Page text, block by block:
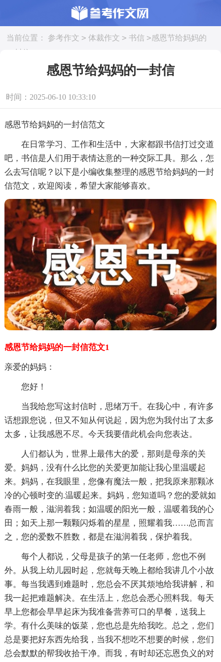
当前位置： 参考作文 > 体裁作文 > 书信 >感恩节给妈妈的
一封信
感恩节给妈妈的一封信
时间：2025-06-10 10:33:10
感恩节给妈妈的一封信范文
在日常学习、工作和生活中，大家都跟书信打过交道
吧，书信是人们用于表情达意的一种交际工具。那么，怎
么去写信呢？以下是小编收集整理的感恩节给妈妈的一封
信范文，欢迎阅读，希望大家能够喜欢。
感恩节给妈妈的一封信范文1
亲爱的妈妈：
您好！
当我给您写这封信时，思绪万千。在我心中，有许多
话想跟您说，但又不知从何说起，因为您为我付出了太多
太多，让我感恩不尽。今天我要借此机会向您表达。
人们都认为，世界上最伟大的爱，那则是母亲的关
爱。妈妈，没有什么比您的关爱更加能让我心里温暖起
来。妈妈，在我眼里，您像有魔法一般，把我原来那颗冰
冷的心顿时变的.温暖起来。妈妈，您知道吗？您的爱就如
春雨一般，滋润着我；如温暖的阳光一般，温暖着我的心
田；如天上那一颗颗闪烁着的星星，照耀着我……总而言
之，您的爱数不胜数，都是在滋润着我，保护着我。
每个人都说，父母是孩子的第一任老师，您也不例
外。从我上幼儿园时起，您就每天晚上都给我讲几个小故
事。每当我遇到难题时，您总会不厌其烦地给我讲解，和
我一起把难题解决。在生活上，您总会悉心照料我。每天
早上您都会早早起床为我准备营养可口的早餐，送我上
学。有什么美味的饭菜，您也总是先给我吃。总之，您们
总是要把好东西先给我，当我不想吃不想要的时候，您们
总会默默的帮我收拾干净。而我，有时却还忘恩负义的对